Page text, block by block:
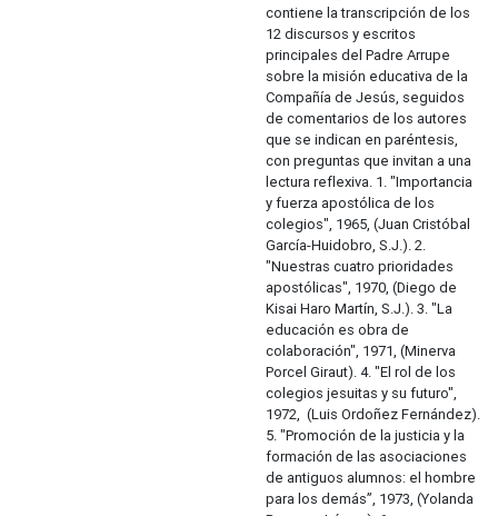
contiene la transcripción de los
12 discursos y escritos
principales del Padre Arrupe
sobre la misión educativa de la
Compañía de Jesús, seguidos
de comentarios de los autores
que se indican en paréntesis,
con preguntas que invitan a una
lectura reflexiva. 1. "Importancia
y fuerza apostólica de los
colegios", 1965, (Juan Cristóbal
García-Huidobro, S.J.). 2.
"Nuestras cuatro prioridades
apostólicas", 1970, (Diego de
Kisai Haro Martín, S.J.). 3. "La
educación es obra de
colaboración", 1971, (Minerva
Porcel Giraut). 4. "El rol de los
colegios jesuitas y su futuro",
1972, (Luis Ordoñez Fernández).
5. "Promoción de la justicia y la
formación de las asociaciones
de antiguos alumnos: el hombre
para los demás”, 1973, (Yolanda